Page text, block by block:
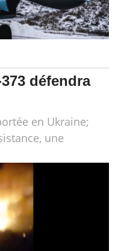
défendra
en Ukraine;
une